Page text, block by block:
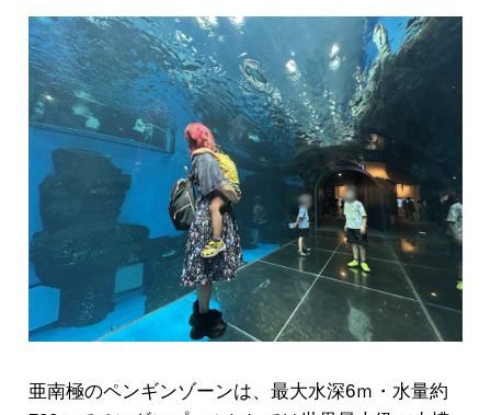
亜南極のペンギンゾーンは、最大水深6ｍ・水量約